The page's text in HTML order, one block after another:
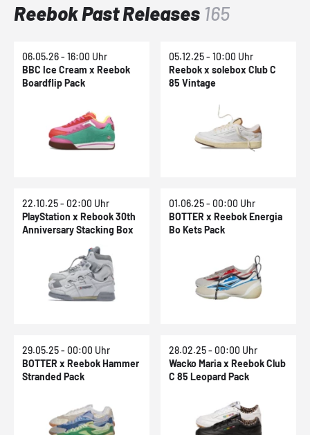
Reebok Past Releases 165
06.05.26 - 16:00 Uhr
BBC Ice Cream x Reebok
Boardflip Pack
05.12.25 - 10:00 Uhr
Reebok x solebox Club C
85 Vintage
22.10.25 - 02:00 Uhr
PlayStation x Rebook 30th
Anniversary Stacking Box
01.06.25 - 00:00 Uhr
BOTTER x Reebok Energia
Bo Kets Pack
29.05.25 - 00:00 Uhr
BOTTER x Reebok Hammer
Stranded Pack
28.02.25 - 00:00 Uhr
Wacko Maria x Reebok Club
C 85 Leopard Pack